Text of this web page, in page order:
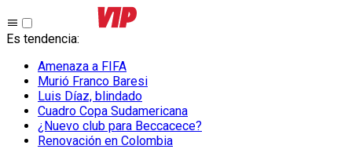
Es tendencia:
Amenaza a FIFA
Murió Franco Baresi
Luis Díaz, blindado
Cuadro Copa Sudamericana
¿Nuevo club para Beccacece?
Renovación en Colombia